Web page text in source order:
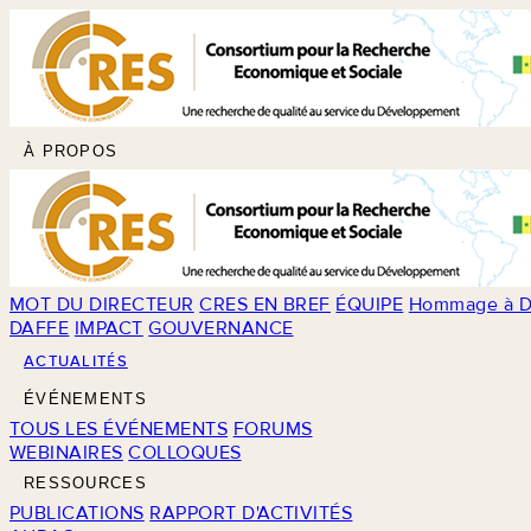
À PROPOS
MOT DU DIRECTEUR CRES EN BREF ÉQUIPE Hommage à
DAFFE IMPACT GOUVERNANCE
ACTUALITÉS
ÉVÉNEMENTS
TOUS LES ÉVÉNEMENTS FORUMS
WEBINAIRES COLLOQUES
RESSOURCES
PUBLICATIONS RAPPORT D'ACTIVITÉS